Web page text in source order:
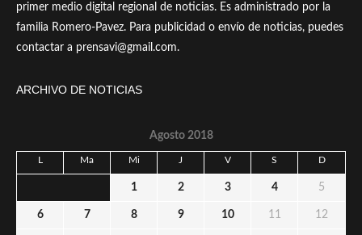
primer medio digital regional de noticias. Es administrado por la
familia Romero-Pavez. Para publicidad o envío de noticias, puedes
contactar a prensavi@gmail.com.
ARCHIVO DE NOTICIAS
Agosto 2018
L Ma Mi J V S D
1 2 3 4 5
6 7 8 9 10 11 12